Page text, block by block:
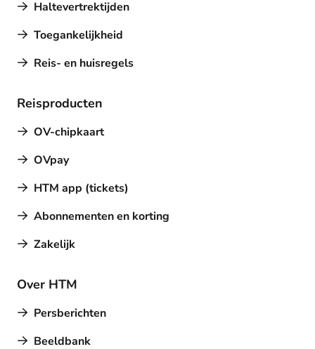
Haltevertrektijden
Toegankelijkheid
Reis- en huisregels
Reisproducten
OV-chipkaart
OVpay
HTM app (tickets)
Abonnementen en korting
Zakelijk
Over HTM
Persberichten
Beeldbank